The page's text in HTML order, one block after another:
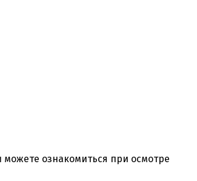
можете ознакомиться при осмотре